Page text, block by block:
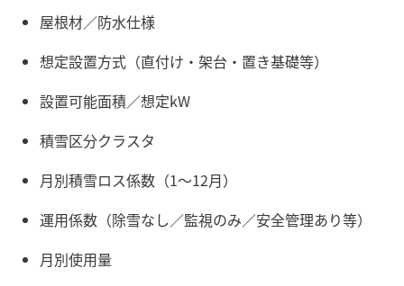
屋根材／防水仕様
想定設置方式（直付け・架台・置き基礎等）
設置可能面積／想定kW
積雪区分クラスタ
月別積雪ロス係数（1〜12月）
運用係数（除雪なし／監視のみ／安全管理あり等）
月別使用量